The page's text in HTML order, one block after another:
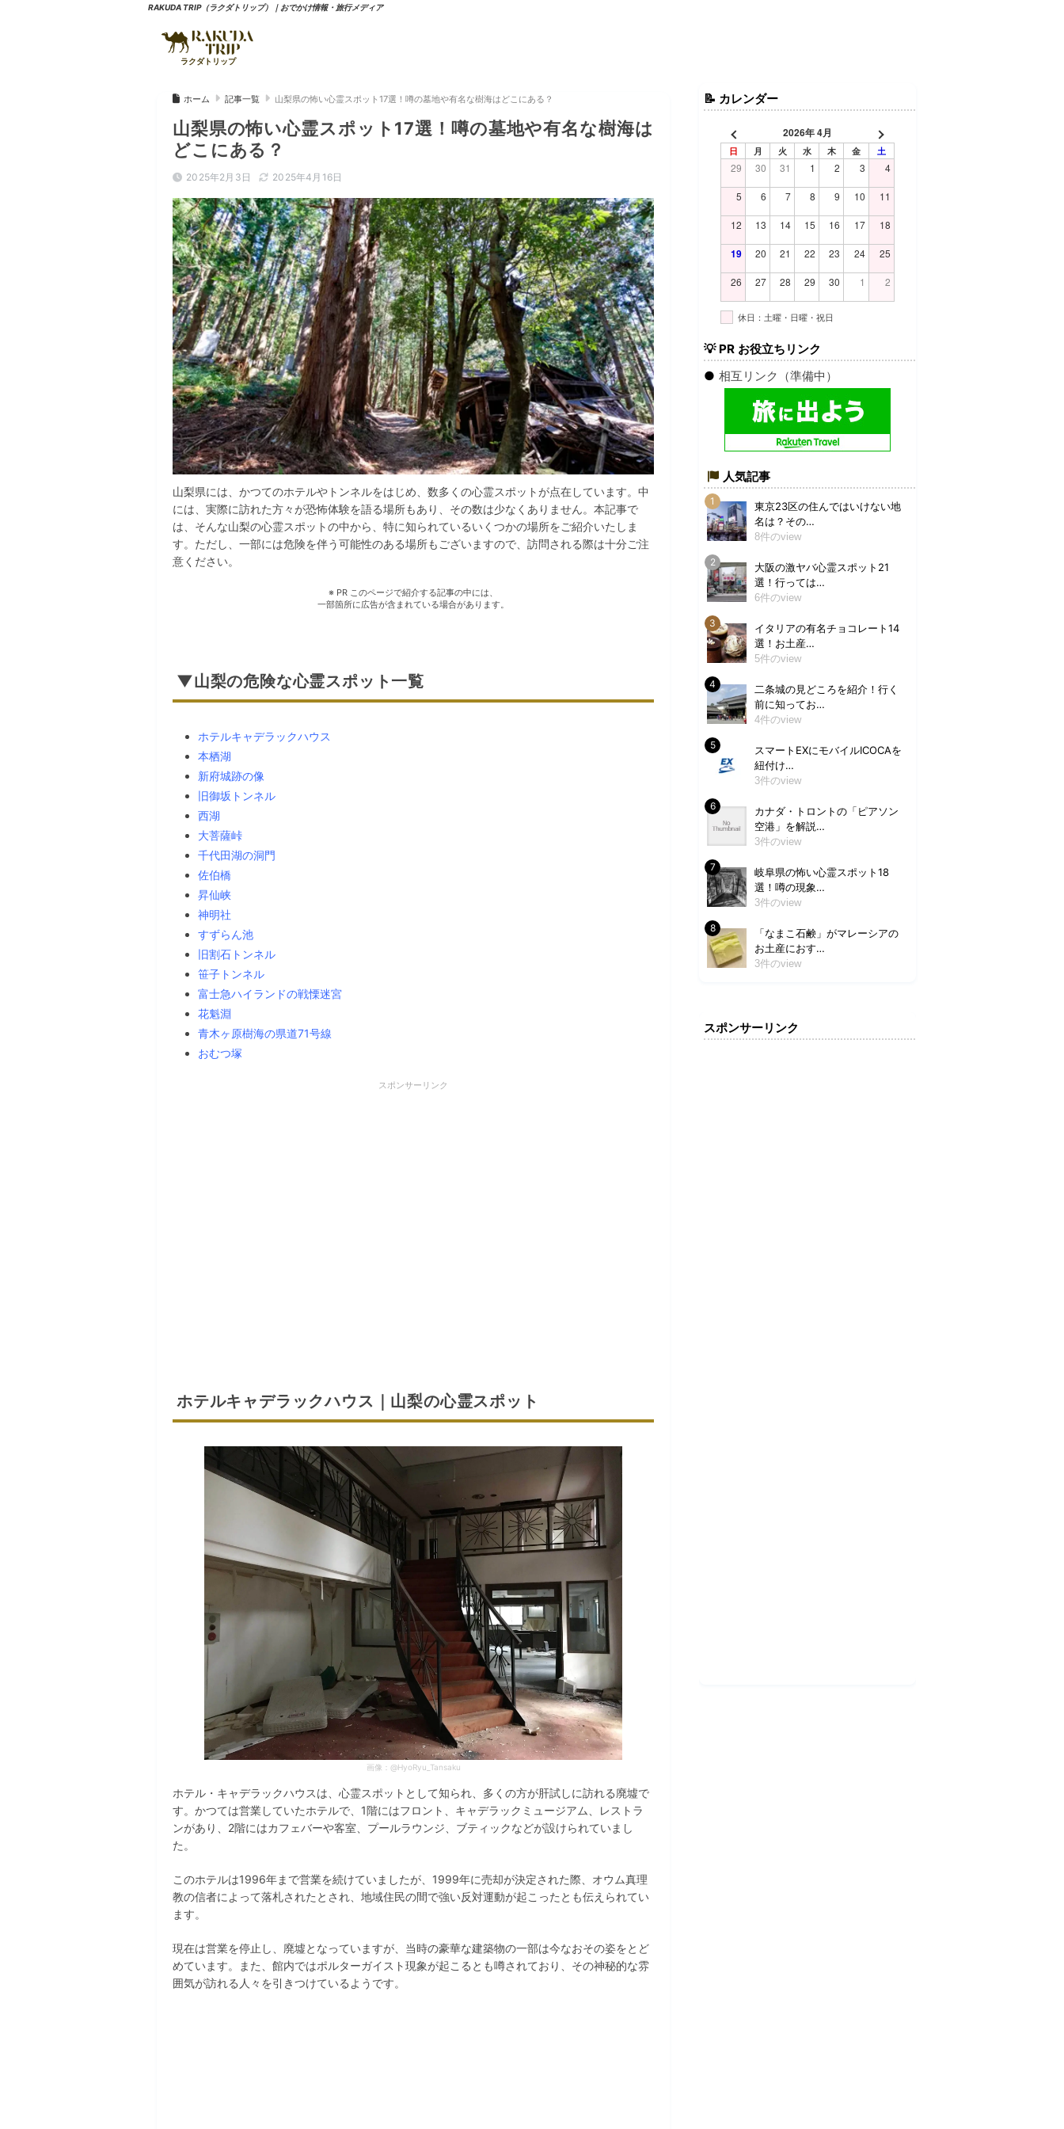
RAKUDA TRIP（ラクダトリップ）｜おでかけ情報・旅行メディア
ホーム 記事一覧 山梨県の怖い心霊スポット17選！噂の墓地や有名な樹海はどこにある？
山梨県の怖い心霊スポット17選！噂の墓地や有名な樹海は
どこにある？
2025年2月3日 2025年4月16日
山梨県には、かつてのホテルやトンネルをはじめ、数多くの心霊スポットが点在しています。中
には、実際に訪れた方々が恐怖体験を語る場所もあり、その数は少なくありません。本記事で
は、そんな山梨の心霊スポットの中から、特に知られているいくつかの場所をご紹介いたしま
す。ただし、一部には危険を伴う可能性のある場所もございますので、訪問される際は十分ご注
意ください。
※ PR このページで紹介する記事の中には、
一部箇所に広告が含まれている場合があります。
▼山梨の危険な心霊スポット一覧
ホテルキャデラックハウス
本栖湖
新府城跡の像
旧御坂トンネル
西湖
大菩薩峠
千代田湖の洞門
佐伯橋
昇仙峡
神明社
すずらん池
旧割石トンネル
笹子トンネル
富士急ハイランドの戦慄迷宮
花魁淵
青木ヶ原樹海の県道71号線
おむつ塚
スポンサーリンク
ホテルキャデラックハウス｜山梨の心霊スポット
画像：@HyoRyu_Tansaku
ホテル・キャデラックハウスは、心霊スポットとして知られ、多くの方が肝試しに訪れる廃墟で
す。かつては営業していたホテルで、1階にはフロント、キャデラックミュージアム、レストラ
ンがあり、2階にはカフェバーや客室、プールラウンジ、ブティックなどが設けられていまし
た。
このホテルは1996年まで営業を続けていましたが、1999年に売却が決定された際、オウム真理
教の信者によって落札されたとされ、地域住民の間で強い反対運動が起こったとも伝えられてい
ます。
現在は営業を停止し、廃墟となっていますが、当時の豪華な建築物の一部は今なおその姿をとど
めています。また、館内ではポルターガイスト現象が起こるとも噂されており、その神秘的な雰
囲気が訪れる人々を引きつけているようです。
📝 カレンダー
2026年 4月
日 月 火 水 木 金 土
29 30 31 1 2 3 4
5 6 7 8 9 10 11
12 13 14 15 16 17 18
19 20 21 22 23 24 25
26 27 28 29 30 1 2
休日：土曜・日曜・祝日
💡 PR お役立ちリンク
● 相互リンク（準備中）
人気記事
東京23区の住んではいけない地
名は？その…
8件のview
大阪の激ヤバ心霊スポット21
選！行っては…
6件のview
イタリアの有名チョコレート14
選！お土産…
5件のview
二条城の見どころを紹介！行く
前に知ってお…
4件のview
スマートEXにモバイルICOCAを
紐付け…
3件のview
カナダ・トロントの「ピアソン
空港」を解説…
3件のview
岐阜県の怖い心霊スポット18
選！噂の現象…
3件のview
「なまこ石鹸」がマレーシアの
お土産におす…
3件のview
スポンサーリンク